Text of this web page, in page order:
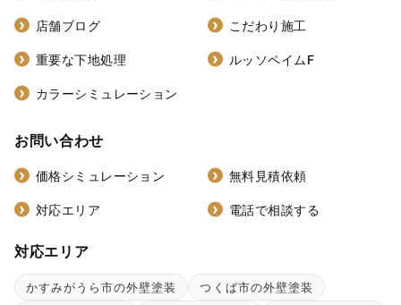
店舗ブログ こだわり施工
重要な下地処理 ルッソペイムF
カラーシミュレーション
お問い合わせ
価格シミュレーション 無料見積依頼
対応エリア 電話で相談する
対応エリア
かすみがうら市の外壁塗装
つくば市の外壁塗装